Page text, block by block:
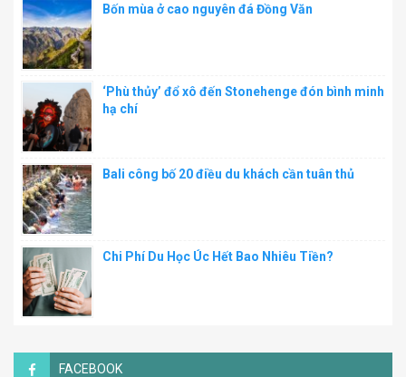
Bốn mùa ở cao nguyên đá Đồng Văn
‘Phù thủy’ đổ xô đến Stonehenge đón bình minh
hạ chí
Bali công bố 20 điều du khách cần tuân thủ
Chi Phí Du Học Úc Hết Bao Nhiêu Tiền?
FACEBOOK